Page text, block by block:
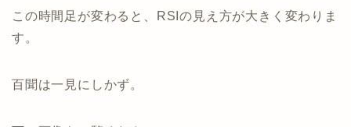
この時間足が変わると、RSIの見え方が大きく変わりま
す。
百聞は一見にしかず。